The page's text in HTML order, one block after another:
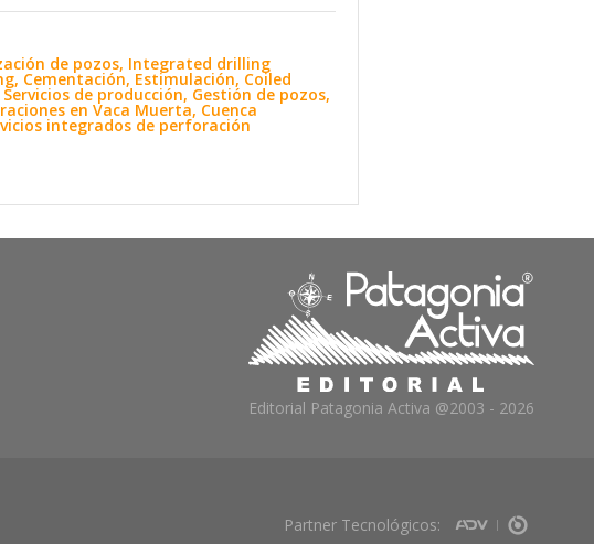
de pozos, Integrated drilling
Cementación, Estimulación, Coiled
de producción, Gestión de pozos,
en Vaca Muerta, Cuenca
integrados de perforación
Editorial Patagonia Activa @2003 - 2026
Partner Tecnológicos: